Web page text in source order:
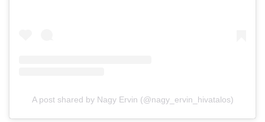
A post shared by Nagy Ervin (@nagy_ervin_hivatalos)